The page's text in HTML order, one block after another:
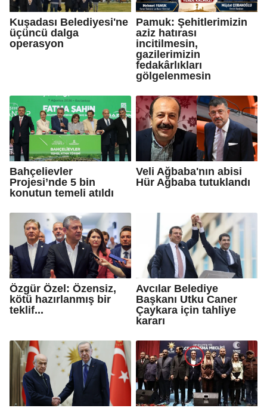
Kuşadası Belediyesi'ne
üçüncü dalga
operasyon
Pamuk: Şehitlerimizin
aziz hatırası
incitilmesin,
gazilerimizin
fedakârlıkları
gölgelenmesin
Bahçelievler
Projesi’nde 5 bin
konutun temeli atıldı
Veli Ağbaba'nın abisi
Hür Ağbaba tutuklandı
Özgür Özel: Özensiz,
kötü hazırlanmış bir
teklif...
Avcılar Belediye
Başkanı Utku Caner
Çaykara için tahliye
kararı